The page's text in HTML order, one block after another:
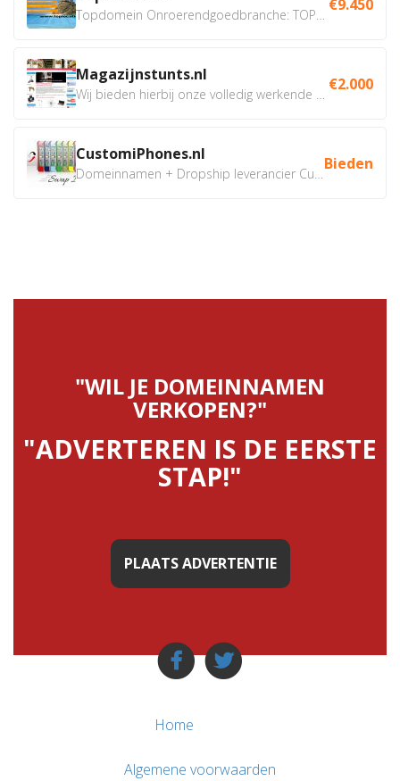
€9.450
Magazijnstunts.nl €2.000
CustomiPhones.nl Bieden
"WIL JE DOMEINNAMEN
VERKOPEN?"
"ADVERTEREN IS DE EERSTE
STAP!"
PLAATS ADVERTENTIE
Home
Algemene voorwaarden